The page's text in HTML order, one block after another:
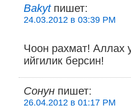
Bakytпишет:
24.03.2012 в 03:39 PM
Чоон рахмат! Аллах
ийгилик берсин!
Сонун пишет:
26.04.2012 в 01:17 PM